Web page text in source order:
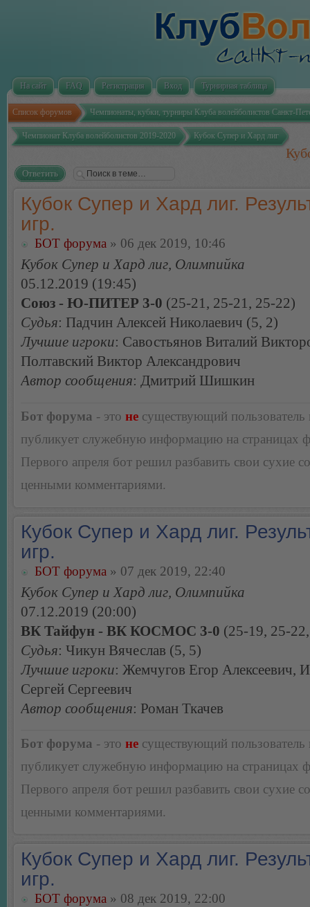
На сайт FAQ Регистрация Вход Турнирная таблица
Список форумов Чемпионаты, кубки, турниры Клуба волейболистов Санкт-
Чемпионат Клуба волейболистов 2019-2020 Кубок Супер и Хард лиг
Ответить
Кубок Супер и Хард лиг.
игр.
БОТ форума » 06 дек 2019, 10:46
Кубок Супер и Хард лиг, Олимпийка
05.12.2019 (19:45)
Союз - Ю-ПИТЕР 3-0 (25-21, 25-21, 25-22)
Судья: Падчин Алексей Николаевич (5, 2)
Лучшие игроки: Савостьянов Виталий
Полтавский Виктор Александрович
Автор сообщения: Дмитрий Шишкин
Бот форума - это не существующий пользователь
публикует служебную информацию на страницах
Первого апреля бот решил разбавить свои сухие
ценными комментариями.
Кубок Супер и Хард лиг.
игр.
БОТ форума » 07 дек 2019, 22:40
Кубок Супер и Хард лиг, Олимпийка
07.12.2019 (20:00)
ВК Тайфун - ВК КОСМОС 3-0 (25-19, 25-
Судья: Чикун Вячеслав (5, 5)
Лучшие игроки: Жемчугов Егор Алексеевич,
Сергей Сергеевич
Автор сообщения: Роман Ткачев
Бот форума - это не существующий пользователь
публикует служебную информацию на страницах
Первого апреля бот решил разбавить свои сухие
ценными комментариями.
Кубок Супер и Хард лиг.
игр.
БОТ форума » 08 дек 2019, 22:00